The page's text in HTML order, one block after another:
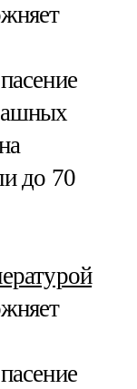
до 70